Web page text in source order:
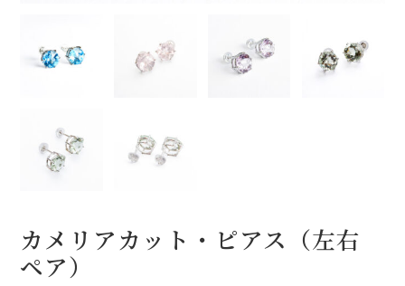
NEWS
FAQ
カメリアカット・ピアス（左右
ペア）